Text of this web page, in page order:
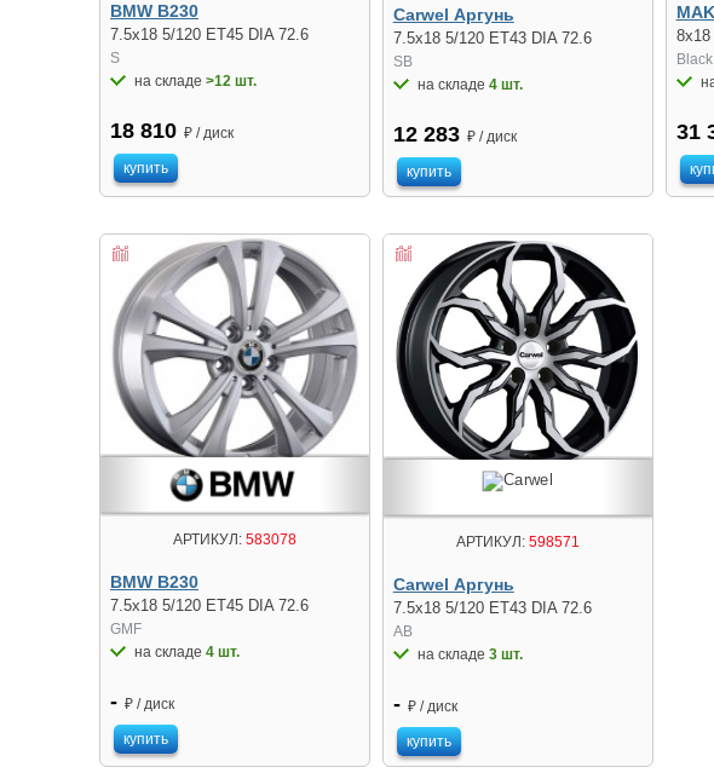
BMW B230
7.5x18 5/120 ET45 DIA 72.6
S
на складе >12 шт.
18 810 ₽ / диск
купить
Carwel Аргунь
7.5x18 5/120 ET43 DIA 72.6
SB
на складе 4 шт.
12 283 ₽ / диск
купить
8x18
31
АРТИКУЛ:583078
BMW B230
7.5x18 5/120 ET45 DIA 72.6
GMF
на складе 4 шт.
- ₽ / диск
купить
АРТИКУЛ:598571
Carwel Аргунь
7.5x18 5/120 ET43 DIA 72.6
AB
на складе 3 шт.
- ₽ / диск
купить